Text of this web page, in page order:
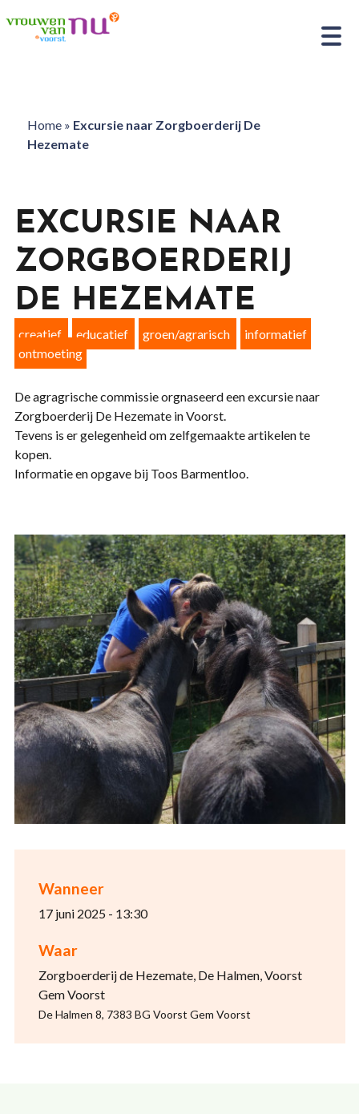
Home» Excursie naar Zorgboerderij De
Hezemate
Wanneer
17 juni 2025 - 13:30
Waar
Zorgboerderij de Hezemate, De Halmen, Voorst
Gem Voorst
De Halmen 8, 7383 BG Voorst Gem Voorst
EXCURSIE NAAR
ZORGBOERDERIJ
DE HEZEMATE
creatief educatief groen/agrarisch
informatief
ontmoeting
De agragrische commissie orgnaseerd een excursie naar
Zorgboerderij De Hezemate in Voorst.
Tevens is er gelegenheid om zelfgemaakte artikelen te
kopen.
Informatie en opgave bij Toos Barmentloo.